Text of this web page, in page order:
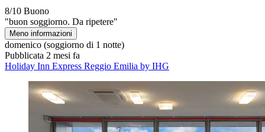
8/10 Buono
"buon soggiorno. Da ripetere"
Meno informazioni
domenico (soggiorno di 1 notte)
Pubblicata 2 mesi fa
Holiday Inn Express Reggio Emilia by IHG